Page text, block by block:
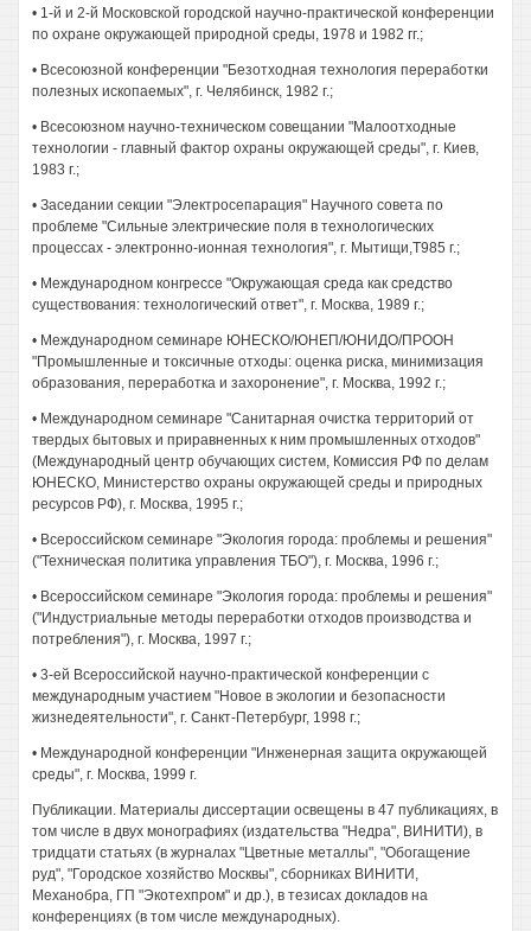
• 1-й и 2-й Московской городской научно-практической конференции
по охране окружающей природной среды, 1978 и 1982 гг.;
• Всесоюзной конференции "Безотходная технология переработки
полезных ископаемых", г. Челябинск, 1982 г.;
• Всесоюзном научно-техническом совещании "Малоотходные
технологии - главный фактор охраны окружающей среды", г. Киев,
1983 г.;
• Заседании секции "Электросепарация" Научного совета по
проблеме "Сильные электрические поля в технологических
процессах - электронно-ионная технология", г. Мытищи,Т985 г.;
• Международном конгрессе "Окружающая среда как средство
существования: технологический ответ", г. Москва, 1989 г.;
• Международном семинаре ЮНЕСКО/ЮНЕП/ЮНИДО/ПРООН
"Промышленные и токсичные отходы: оценка риска, минимизация
образования, переработка и захоронение", г. Москва, 1992 г.;
• Международном семинаре "Санитарная очистка территорий от
твердых бытовых и приравненных к ним промышленных отходов"
(Международный центр обучающих систем, Комиссия РФ по делам
ЮНЕСКО, Министерство охраны окружающей среды и природных
ресурсов РФ), г. Москва, 1995 г.;
• Всероссийском семинаре "Экология города: проблемы и решения"
("Техническая политика управления ТБО"), г. Москва, 1996 г.;
• Всероссийском семинаре "Экология города: проблемы и решения"
("Индустриальные методы переработки отходов производства и
потребления"), г. Москва, 1997 г.;
• 3-ей Всероссийской научно-практической конференции с
международным участием "Новое в экологии и безопасности
жизнедеятельности", г. Санкт-Петербург, 1998 г.;
• Международной конференции "Инженерная защита окружающей
среды", г. Москва, 1999 г.
Публикации. Материалы диссертации освещены в 47 публикациях, в
том числе в двух монографиях (издательства "Недра", ВИНИТИ), в
тридцати статьях (в журналах "Цветные металлы", "Обогащение
руд", "Городское хозяйство Москвы", сборниках ВИНИТИ,
Механобра, ГП "Экотехпром" и др.), в тезисах докладов на
конференциях (в том числе международных).